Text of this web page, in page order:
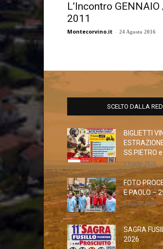
L’Incontro GENNAIO
2011
Montecorvino.it - 24 Agosto 2016
SCELTO DALLA
BIGLIETTI
SS.PIETRO
1 Luglio 2026
FOTO
E PAOLO –
1 Luglio 2026
SAGRA
2026